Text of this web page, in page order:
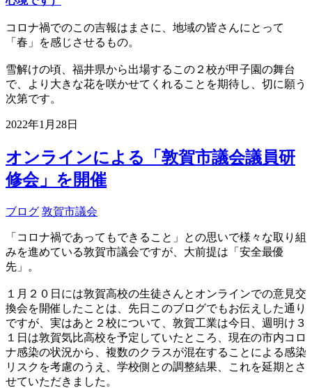
コロナ禍でのこの吉報はまさに、地域の皆さんにとって
「春」を感じさせるもの。
雪解けの頃、福井県から出場するこの２校が甲子園の舞台
で、より大きな花を咲かせてくれることを期待し、切に願う
次第です。
2022年1月28日
オンラインによる「敦賀市議会議員研
修会」を開催
ブログ 敦賀市議会
「コロナ禍であってもできること」との思いで様々な取り組
みを進めている敦賀市議会ですが、大前提は「安全最優
先」。
１月２０日には敦賀高校の生徒さんとオンラインでの意見交
換会を開催したことは、先日このブログでもお伝えした通り
ですが、実はあと２校について、敦賀工業は今日、週明け３
１日は敦賀気比高校を予定していたところ、現在の市内コロ
ナ感染の状況から、複数のクラスが混在することによる感染
リスクを考慮のうえ、学校側との調整結果、これを延期とさ
せていただきました。